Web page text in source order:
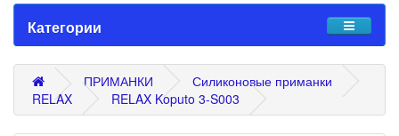
Категории
ПРИМАНКИ
Силиконовые приманки
RELAX
RELAX Koputo 3-S003